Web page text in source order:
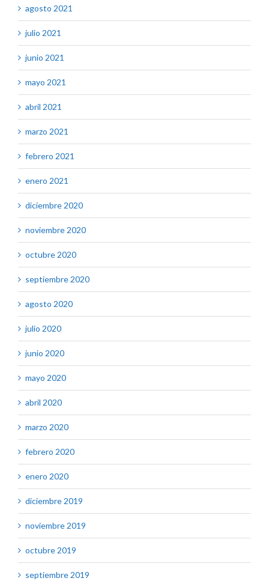
agosto 2021
julio 2021
junio 2021
mayo 2021
abril 2021
marzo 2021
febrero 2021
enero 2021
diciembre 2020
noviembre 2020
octubre 2020
septiembre 2020
agosto 2020
julio 2020
junio 2020
mayo 2020
abril 2020
marzo 2020
febrero 2020
enero 2020
diciembre 2019
noviembre 2019
octubre 2019
septiembre 2019